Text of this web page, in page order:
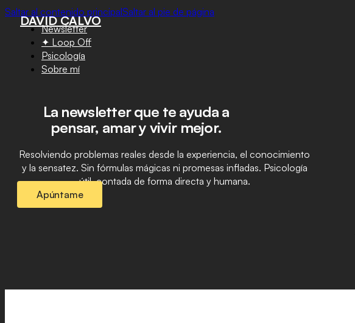
Saltar al contenido principalSaltar al pie de página
DAVID CALVO
Newsletter
✦ Loop Off
Psicología
Sobre mí
La newsletter que te ayuda a
pensar, amar y vivir mejor.
Resolviendo problemas reales desde la experiencia, el conocimiento
y la sensatez. Sin fórmulas mágicas ni promesas infladas. Psicología
útil, contada de forma directa y humana.
Apúntame